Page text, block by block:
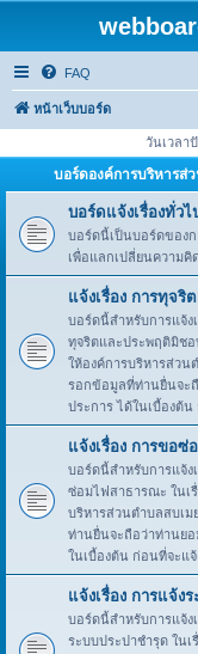
FAQ
หน้าเว็บบอร์ด
วันเวลา
บอร์ดองค์การบริหารส่
บอร์ดแจ้งเรื่องทั่วไ
บอร์ดนี้เป็นบอร์ดของก
เพื่อแลกเปลี่ยนความคิ
แจ้งเรื่อง การทุจ
บอร์ดนี้สำหรับการแจ้ง
ทุจริตและประพฤติมิชอ
ให้องค์การบริหารส่วน
รอกข้อมูลที่ท่านยื่นจะ
ประการ ได้ในเบื้องต้น
แจ้งเรื่อง การขอ
บอร์ดนี้สำหรับการแจ้
ซ่อมไฟสาธารณะ ในเ
บริหารส่วนตำบลสบเ
ท่านยื่นจะถือว่าท่านย
ในเบื้องต้น ก่อนที่จะแจ้
แจ้งเรื่อง การแจ้ง
บอร์ดนี้สำหรับการแจ้ง
ระบบประปาชำรุด ในเ